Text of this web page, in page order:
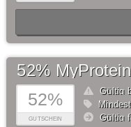
52%
GUTSCHEIN
52%
Gültig
Gültig